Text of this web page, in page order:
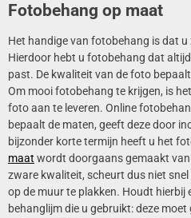
Fotobehang op maat
Het handige van fotobehang is dat
Hierdoor hebt u fotobehang dat
past. De kwaliteit van de foto
Om mooi fotobehang te krijgen, is
foto aan te leveren. Online
bepaalt de maten, geeft deze door
bijzonder korte termijn heeft u het
maat wordt doorgaans gemaakt
zware kwaliteit, scheurt dus niet snel
op de muur te plakken. Houdt hierbij
behanglijm die u gebruikt: deze